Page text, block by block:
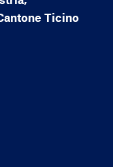
Ticino